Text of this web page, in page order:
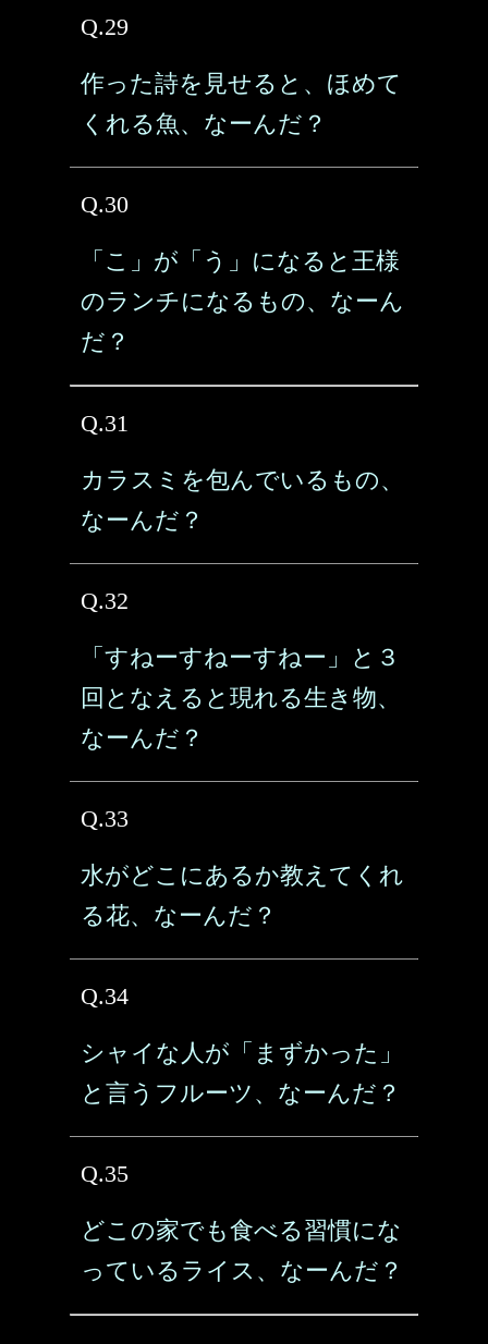
Q.29
作った詩を見せると、ほめて
くれる魚、なーんだ？
Q.30
「こ」が「う」になると王様
のランチになるもの、なーん
だ？
Q.31
カラスミを包んでいるもの、
なーんだ？
Q.32
「すねーすねーすねー」と３
回となえると現れる生き物、
なーんだ？
Q.33
水がどこにあるか教えてくれ
る花、なーんだ？
Q.34
シャイな人が「まずかった」
と言うフルーツ、なーんだ？
Q.35
どこの家でも食べる習慣にな
っているライス、なーんだ？